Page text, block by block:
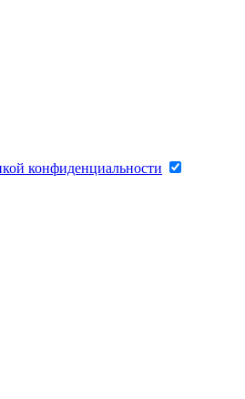
конфиденциальности